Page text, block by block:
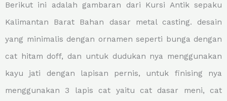
Berikut ini adalah gambaran dari Kursi Antik sepaku
Kalimantan Barat Bahan dasar metal casting. desain
yang minimalis dengan ornamen seperti bunga dengan
cat hitam doff, dan untuk dudukan nya menggunakan
kayu jati dengan lapisan pernis, untuk finising nya
menggunakan 3 lapis cat yaitu cat dasar meni, cat